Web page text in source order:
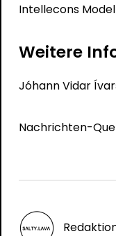
Intellecons
Weitere
Jóhann Vidar
Nachrichten-